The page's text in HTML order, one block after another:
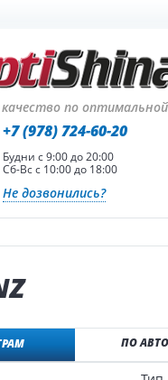
по
+7 (978) 724-60-20
Будни с 9:00 до 20:00
Сб-Вс с 10:00 до 18:00
Не дозвонились?
ПО